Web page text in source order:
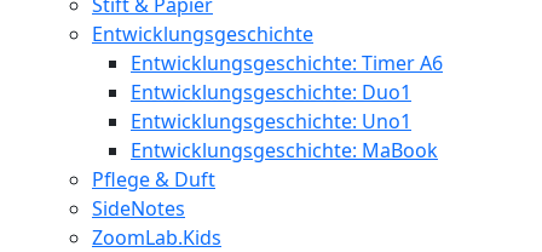
Entwicklungsgeschichte
Entwicklungsgeschichte: Timer A6
Entwicklungsgeschichte: Duo1
Entwicklungsgeschichte: Uno1
Entwicklungsgeschichte: MaBook
Pflege & Duft
SideNotes
ZoomLab.Kids